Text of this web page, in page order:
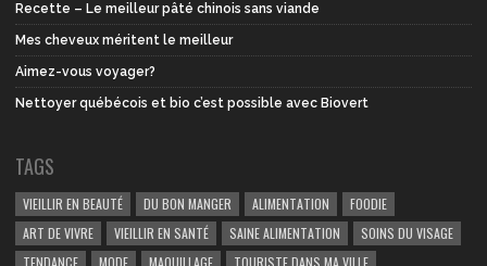
Recette – Le meilleur pâté chinois sans viande
Mes cheveux méritent le meilleur
Aimez-vous voyager?
Nettoyer québécois et bio c’est possible avec Biovert
TAGS
VIEILLIR EN BEAUTÉ DU BON MANGER ALIMENTATION
FOODIE
ART DE VIVRE
VIEILLIR EN SANTÉ SAINE ALIMENTATION
SOINS DU VISAGE